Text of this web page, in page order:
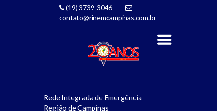
(19) 3739-3046
contato@rinemcampinas.com.br
Rede Integrada de Emergência
Região de Campinas